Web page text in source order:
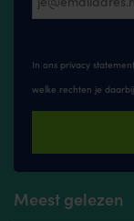
In ons privacy
welke rechten je
Meest gelezen